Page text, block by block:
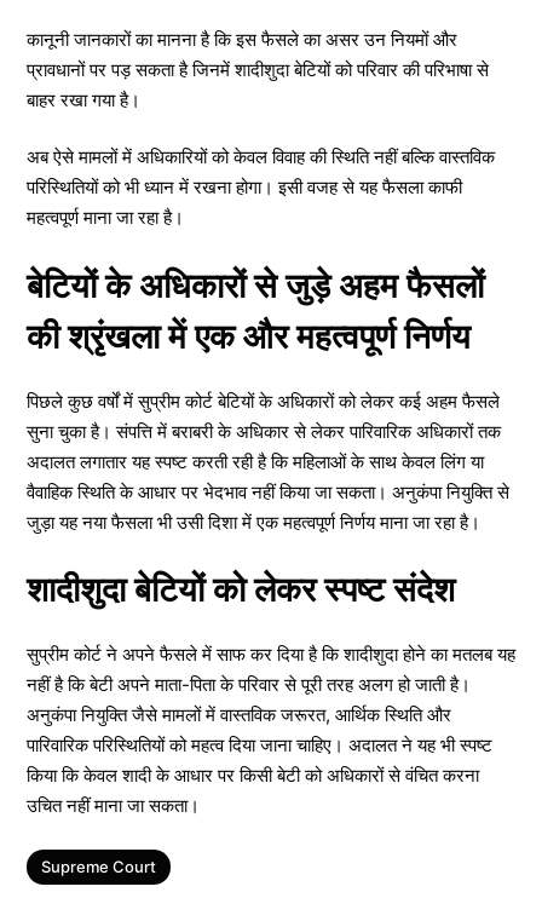
कानूनी जानकारों का मानना है कि इस फैसले का असर उन नियमों और
प्रावधानों पर पड़ सकता है जिनमें शादीशुदा बेटियों को परिवार की परिभाषा से
बाहर रखा गया है।
अब ऐसे मामलों में अधिकारियों को केवल विवाह की स्थिति नहीं बल्कि वास्तविक
परिस्थितियों को भी ध्यान में रखना होगा। इसी वजह से यह फैसला काफी
महत्वपूर्ण माना जा रहा है।
बेटियों के अधिकारों से जुड़े अहम फैसलों
की श्रृंखला में एक और महत्वपूर्ण निर्णय
पिछले कुछ वर्षों में सुप्रीम कोर्ट बेटियों के अधिकारों को लेकर कई अहम फैसले
सुना चुका है। संपत्ति में बराबरी के अधिकार से लेकर पारिवारिक अधिकारों तक
अदालत लगातार यह स्पष्ट करती रही है कि महिलाओं के साथ केवल लिंग या
वैवाहिक स्थिति के आधार पर भेदभाव नहीं किया जा सकता। अनुकंपा नियुक्ति से
जुड़ा यह नया फैसला भी उसी दिशा में एक महत्वपूर्ण निर्णय माना जा रहा है।
शादीशुदा बेटियों को लेकर स्पष्ट संदेश
सुप्रीम कोर्ट ने अपने फैसले में साफ कर दिया है कि शादीशुदा होने का मतलब यह
नहीं है कि बेटी अपने माता-पिता के परिवार से पूरी तरह अलग हो जाती है।
अनुकंपा नियुक्ति जैसे मामलों में वास्तविक जरूरत, आर्थिक स्थिति और
पारिवारिक परिस्थितियों को महत्व दिया जाना चाहिए। अदालत ने यह भी स्पष्ट
किया कि केवल शादी के आधार पर किसी बेटी को अधिकारों से वंचित करना
उचित नहीं माना जा सकता।
Tags
Supreme Court